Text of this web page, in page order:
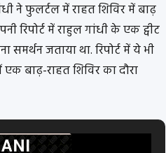
ने फुलर्टल में राहत शिविर में बाढ़
रिपोर्ट में राहुल गांधी के एक ट्वीट
जताया था. रिपोर्ट में ये भी
बाढ़-राहत शिविर का दौरा